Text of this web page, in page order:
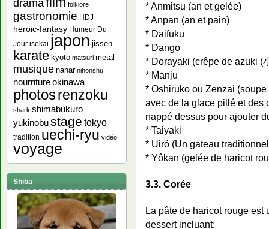
* Anmitsu (an et gelée)
* Anpan (an et pain)
* Daifuku
* Dango
* Dorayaki (crêpe de azuki (
* Manju
* Oshiruko ou Zenzai
avec de la glace pillé et des
nappé dessus pour ajouter
* Taiyaki
* Uirô (Un gateau
* Yôkan (gelée de haricot
3.3. Corée
La pâte de haricot rouge
dessert incluant:
drama folklore
gastronomie HDJ
heroic-fantasy Humeur Du
Jour isekai japon jissen
karate kyoto matsuri metal
musique nanar nihonshu
nourritureokinawa
photosrenzoku
shark shimabukuro
yukinobustage tokyo
tradition uechi-ryu vidéo
voyage
Shiba